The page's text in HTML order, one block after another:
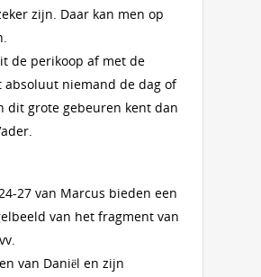
zijn. Daar kan men op
de perikoop af met de
absoluut niemand de dag of
dit grote gebeuren kent dan
27 van Marcus bieden een
van het fragment van
van Daniël en zijn